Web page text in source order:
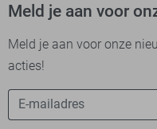
Meld je aan voor
Meld je aan voor onze
acties!